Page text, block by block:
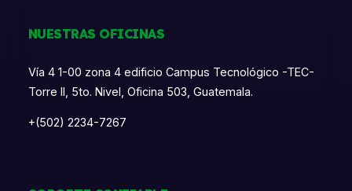
NUESTRAS OFICINAS
Vía 4 1-00 zona 4 edificio Campus Tecnológico -TEC-
Torre II, 5to. Nivel, Oficina 503, Guatemala.
+(502) 2234-7267